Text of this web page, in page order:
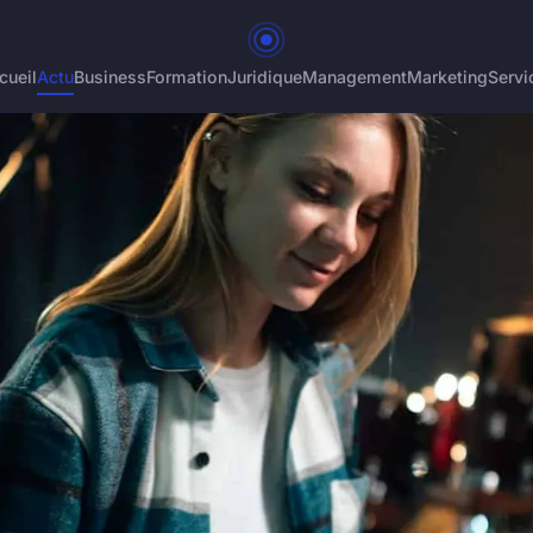
ActuBusinessFormationJuridiqueManagementMarketing